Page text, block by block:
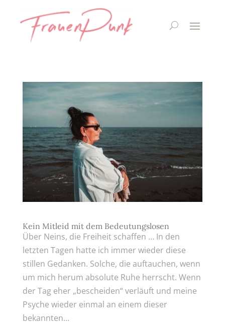
Kein Mitleid mit dem Bedeutungslosen
Über Neins, die Freiheit schaffen … In den
letzten Tagen hatte ich immer wieder diese
stillen Gedanken. Solche, die auftauchen, wenn
um mich herum absolute Ruhe herrscht. Wenn
der Tag eher „bescheiden“ verläuft und meine
Psyche wieder einmal an einem dieser
bekannten...